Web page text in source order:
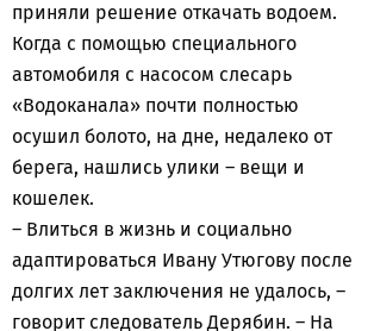
приняли решение откачать водоем.
Когда с помощью специального
автомобиля с насосом слесарь
«Водоканала» почти полностью
осушил болото, на дне, недалеко от
берега, нашлись улики – вещи и
кошелек.
– Влиться в жизнь и социально
адаптироваться Ивану Утюгову после
долгих лет заключения не удалось, –
говорит следователь Дерябин. – На